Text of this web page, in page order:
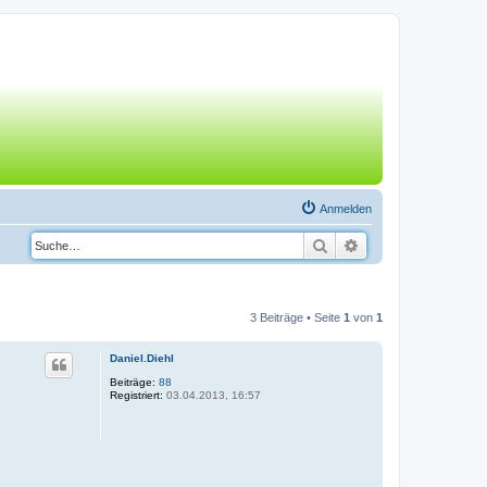
Anmelden
Suche
3 Beiträge • Seite 1 von 1
Daniel.Diehl
Beiträge: 88
Registriert: 03.04.2013, 16:57